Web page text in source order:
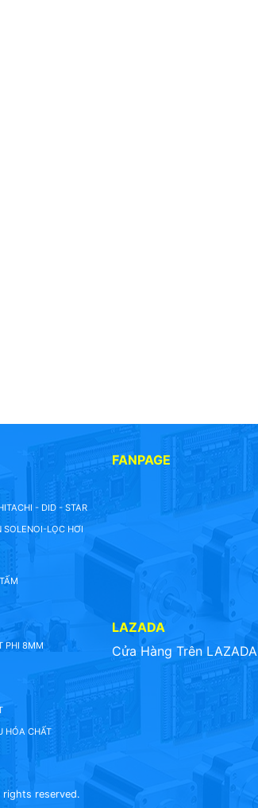
- DID - STAR
LỌC HƠI
PHI 8MM
HÓA CHẤT
FANPAGE
LAZADA
Cửa Hàng Trên LAZADA
rights reserved.